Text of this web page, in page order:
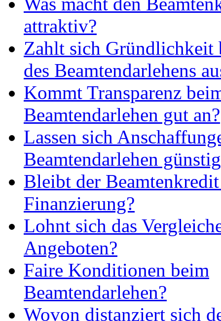
attraktiv?
Zahlt sich Gründlichkeit
des Beamtendarlehens
Kommt Transparenz
Beamtendarlehen gut an?
Lassen sich
Beamtendarlehen
Bleibt der
Finanzierung?
Lohnt sich das
Angeboten?
Faire Konditionen beim
Beamtendarlehen?
Wovon distanziert sich